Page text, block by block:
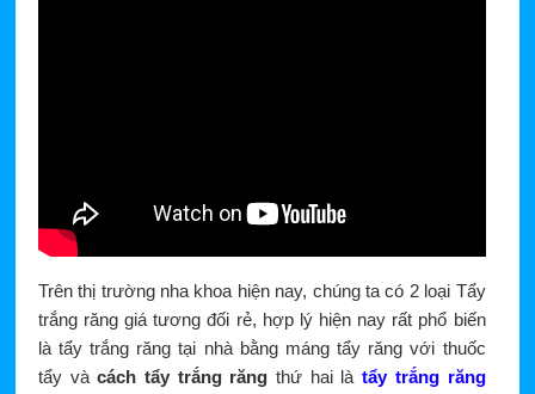
Trên thị trường nha khoa hiện nay, chúng ta có 2 loại Tẩy
trắng răng giá tương đối rẻ, hợp lý hiện nay rất phổ biến
là tẩy trắng răng tại nhà bằng máng tẩy răng với thuốc
tẩy vàcách tẩy trắng răng thứ hai làtẩy trắng răng